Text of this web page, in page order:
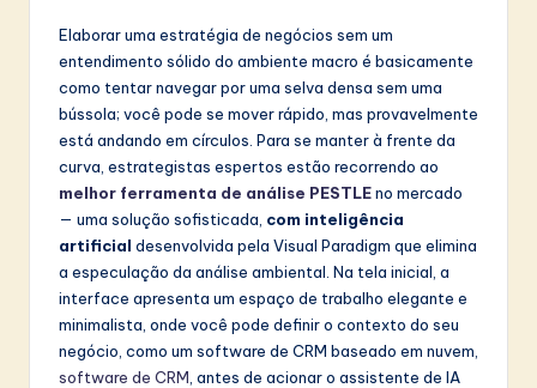
in
A
&
S
o
Elaborar uma estratégia de negócios sem um
entendimento sólido do ambiente macro é basicamente
como tentar navegar por uma selva densa sem uma
bússola; você pode se mover rápido, mas provavelmente
está andando em círculos. Para se manter à frente da
curva, estrategistas espertos estão recorrendo ao
melhor ferramenta de análise PESTLEno mercado
— uma solução sofisticada, com inteligência
artificial desenvolvida pela Visual Paradigm que elimina
a especulação da análise ambiental. Na tela inicial, a
interface apresenta um espaço de trabalho elegante e
minimalista, onde você pode definir o contexto do seu
negócio, como um software de CRM baseado em nuvem,
software de CRM , antes de acionar o assistente de IA